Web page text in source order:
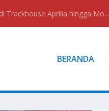
Trackhouse Aprilia hingga Mo...
BERANDA